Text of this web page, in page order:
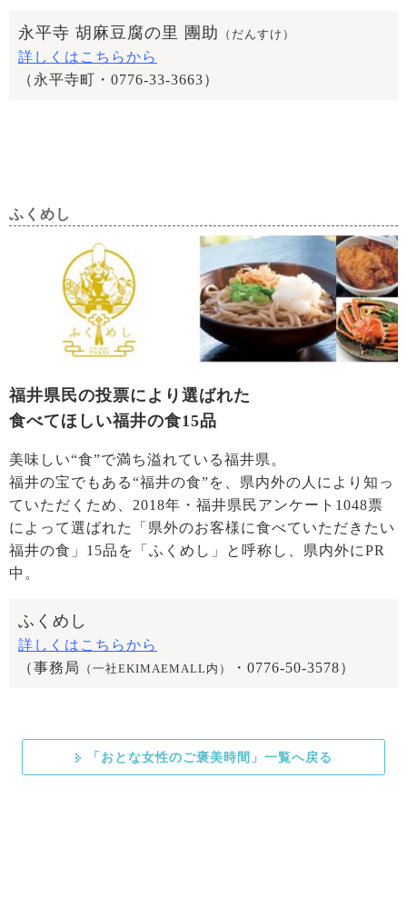
永平寺 胡麻豆腐の里 團助 （だんすけ）
詳しくはこちらから
（永平寺町・0776-33-3663）
ふくめし
福井県民の投票により選ばれた
食べてほしい福井の食15品
美味しい“食”で満ち溢れている福井県。
福井の宝でもある“福井の食”を、県内外の人により知っ
ていただくため、2018年・福井県民アンケート1048票
によって選ばれた「県外のお客様に食べていただきたい
福井の食」15品を「ふくめし」と呼称し、県内外にPR
中。
ふくめし
詳しくはこちらから
（事務局
（一社EKIMAEMALL内） ・0776-50-3578）
「おとな女性のご褒美時間」一覧へ戻る